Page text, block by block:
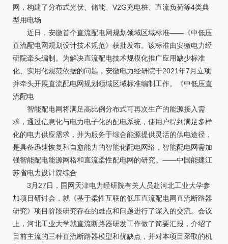
网，构建了分布式光伏、储能、V2G充电桩、直流负荷等4类典
型用电场
近日，安徽首个直流配电网规划领域区域标准——《中低压
直流配电网规划设计技术规范》获批发布。该标准由安徽电力经
研院牵头编制。为解决直流配电技术规模化推广应用缺少标准
化、实用化规范依据的问题，安徽电力经研院于2021年7月立项
并牵头开展直流配电网规划领域区域标准编制工作。《中低压直
流配电
智能配电网将满足高比例分布式可再次生产的能源接入需
求，通过信息化与电力电子化的配电系统，使用户得到满足多样
化的电力供应需求，并为服务于综合能源提供灵活的供电途径，
是具备迅速恢复和自愈能力的智能化配电网络，智能配电网需加
强智能配电能源网格和直流柔性配电网的研究。——中国能建江
苏省电力设计院综合
3月27日，国网天津电力经研院有关人员赴河北工业大学参
加项目研讨会，就《基于柔性互联的低压直流配电网直流断路器
研究》项目阶段研究存在的难点和问题进行了深入的交流。会议
上，河北工业大学就直流断路器研发工作做了简要汇报，介绍了
目前主流的三种直流断路器模型和优缺点，并对本项目采取的机